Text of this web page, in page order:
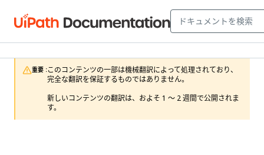
重要 :このコンテンツの一部は機械翻訳によって処理されており、
完全な翻訳を保証するものではありません。
新しいコンテンツの翻訳は、およそ 1 ～ 2 週間で公開されま
す。